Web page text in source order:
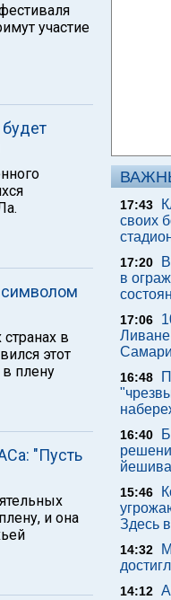
участие
символом
в
этот
плену
"Пусть
и она
17:43
своих
17:20
в
17:06
16:48
16:40
15:46
Здесь
14:32
14:12